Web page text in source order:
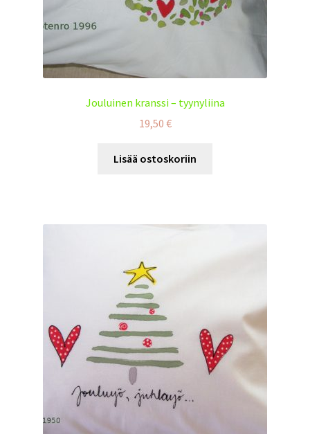
Jouluinen kranssi – tyynyliina
19,50 €
Lisää ostoskoriin